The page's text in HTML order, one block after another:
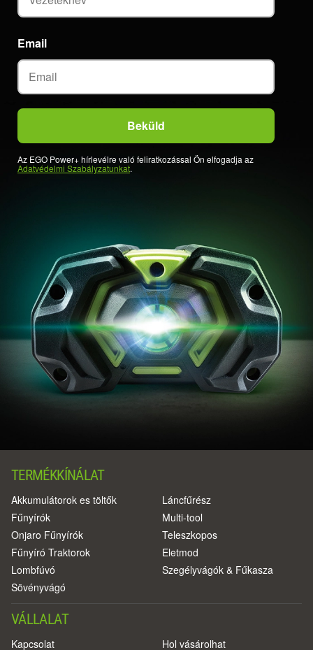
Email
Az EGO Power+ hírlevélre való feliratkozással Ön elfogadja az
Adatvédelmi Szabályzatunkat.
TERMÉKKÍNÁLAT
Akkumulátorok es töltők
Fűnyírók
Onjaro Fűnyírók
Fűnyíró Traktorok
Lombfúvó
Sövényvágó
Láncfűrész
Multi-tool
Teleszkopos
Eletmod
Szegélyvágók & Fűkasza
VÁLLALAT
Kapcsolat Hol vásárolhat